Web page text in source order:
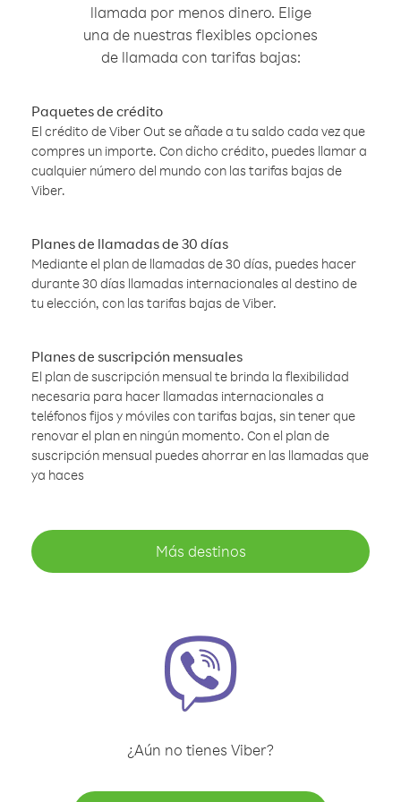
llamada por menos dinero. Elige
una de nuestras flexibles opciones
de llamada con tarifas bajas:
Paquetes de crédito
El crédito de Viber Out se añade a tu saldo cada vez que
compres un importe. Con dicho crédito, puedes llamar a
cualquier número del mundo con las tarifas bajas de
Viber.
Planes de llamadas de 30 días
Mediante el plan de llamadas de 30 días, puedes hacer
durante 30 días llamadas internacionales al destino de
tu elección, con las tarifas bajas de Viber.
Planes de suscripción mensuales
El plan de suscripción mensual te brinda la flexibilidad
necesaria para hacer llamadas internacionales a
teléfonos fijos y móviles con tarifas bajas, sin tener que
renovar el plan en ningún momento. Con el plan de
suscripción mensual puedes ahorrar en las llamadas que
ya haces
Más destinos
¿Aún no tienes Viber?